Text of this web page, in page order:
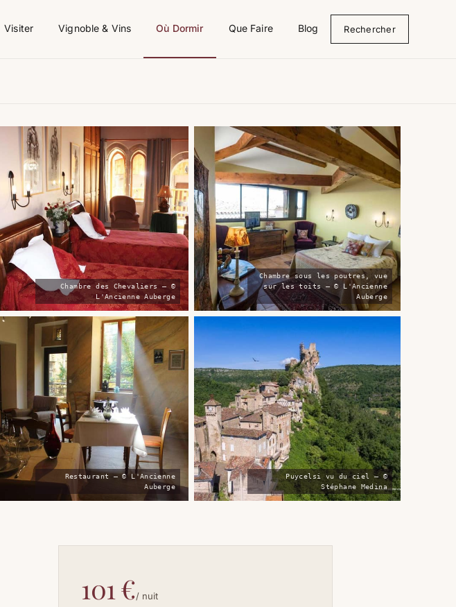
Visiter Vignoble & Vins Où Dormir Que Faire Blog Rechercher
Chambre des Chevaliers — ©
L'Ancienne Auberge
Chambre sous les poutres, vue
sur les toits — © L'Ancienne
Auberge
Restaurant — © L'Ancienne
Auberge
Puycelsi vu du ciel — ©
Stéphane Medina
101 €/ nuit